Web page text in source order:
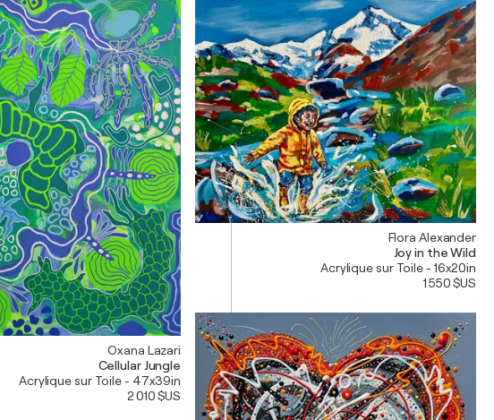
Oxana Lazari
Cellular Jungle
Acrylique sur Toile - 47x39in
2 010 $US
Flora Alexander
Joy in the Wild
Acrylique sur Toile - 16x20in
1 550 $US